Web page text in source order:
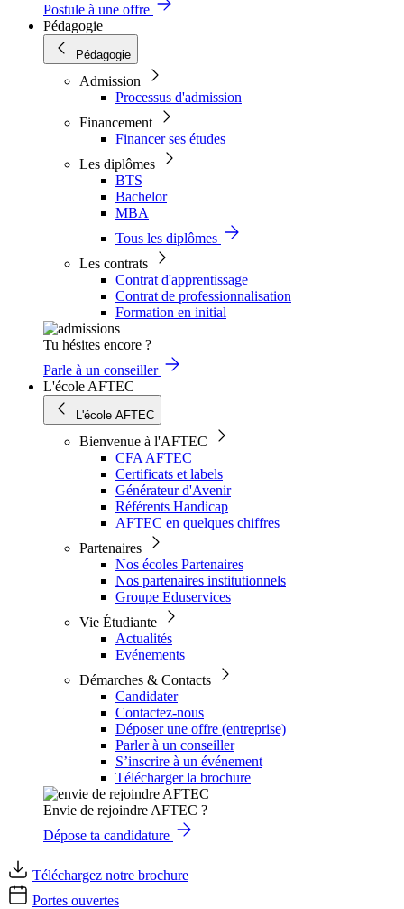
Postule à une offre
Pédagogie
Pédagogie
Admission
Processus d'admission
Financement
Financer ses études
Les diplômes
BTS
Bachelor
MBA
Tous les diplômes
Les contrats
Contrat d'apprentissage
Contrat de professionnalisation
Formation en initial
Tu hésites encore ?
Parle à un conseiller
L'école AFTEC
L'école AFTEC
Bienvenue à l'AFTEC
CFA AFTEC
Certificats et labels
Générateur d'Avenir
Référents Handicap
AFTEC en quelques chiffres
Partenaires
Nos écoles Partenaires
Nos partenaires institutionnels
Groupe Eduservices
Vie Étudiante
Actualités
Evénements
Démarches & Contacts
Candidater
Contactez-nous
Déposer une offre (entreprise)
Parler à un conseiller
S’inscrire à un événement
Télécharger la brochure
Envie de rejoindre AFTEC ?
Dépose ta candidature
Téléchargez notre brochure
Portes ouvertes